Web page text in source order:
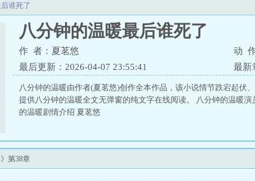
谁死了
八分钟的温暖最后谁死了
作 者：夏茗悠 动
最后更新：2026-04-07 23:55:41
最新
八分钟的温暖由作者(夏茗悠)创作全本作品，该小说情节跌宕起伏
提供八分钟的温暖全文无弹窗的纯文字在线阅读。 八分钟的温暖
的温暖剧情介绍 夏茗悠
第38章